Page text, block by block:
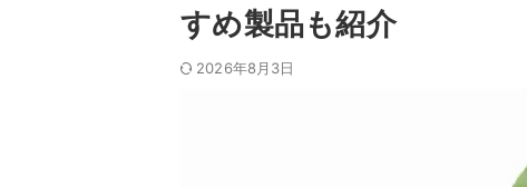
すめ製品も紹介
2026年8月3日